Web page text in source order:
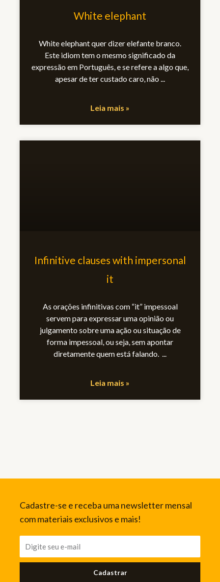
White elephant
White elephant quer dizer elefante branco.
Este idiom tem o mesmo significado da
expressão em Português, e se refere a algo que,
apesar de ter custado caro, não
Leia mais »
Infinitive clauses with impersonal
it
As orações infinitivas com “it” impessoal
servem para expressar uma opinião ou
julgamento sobre uma ação ou situação de
forma impessoal, ou seja, sem apontar
diretamente quem está falando.
Leia mais »
Cadastre-se e receba uma newsletter mensal
com materiais exclusivos e mais!
Cadastrar